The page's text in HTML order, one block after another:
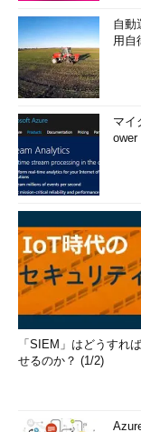
自動
用自
マイ
ower
「SIEM」はどうすれ
せるのか？ (1/2)